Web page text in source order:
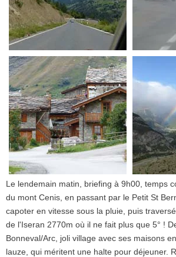
Le lendemain matin, briefing à 9h00, temps
du mont Cenis, en passant par le Petit St
capoter en vitesse sous la pluie, puis
de l'Iseran 2770m où il ne fait plus que 5° !
Bonneval/Arc, joli village avec ses maisons
lauze, qui méritent une halte pour déjeuner.